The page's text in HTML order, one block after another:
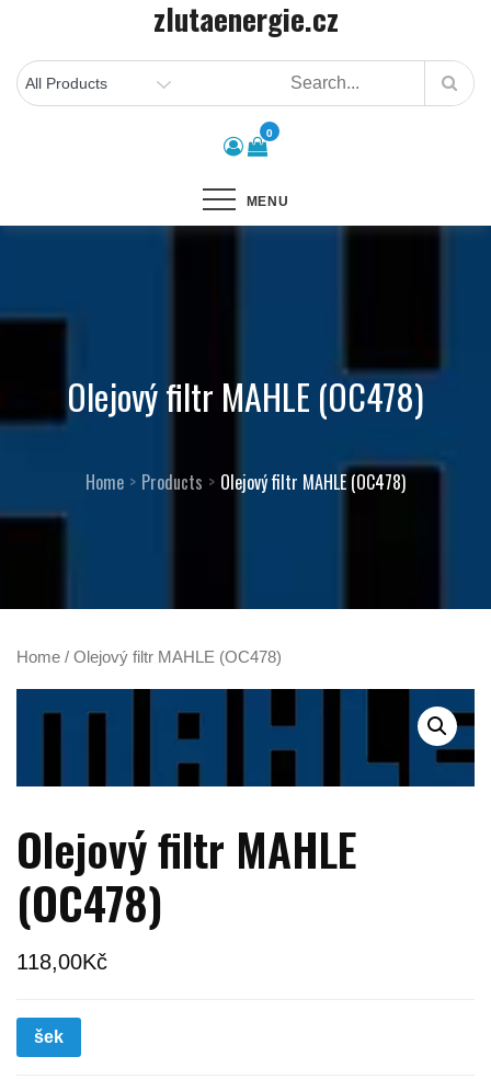
content
zlutaenergie.cz
0
MENU
Olejový filtr MAHLE (OC478)
Home Products Olejový filtr MAHLE (OC478)
Home / Olejový filtr MAHLE (OC478)
Olejový filtr MAHLE
(OC478)
118,00Kč
šek